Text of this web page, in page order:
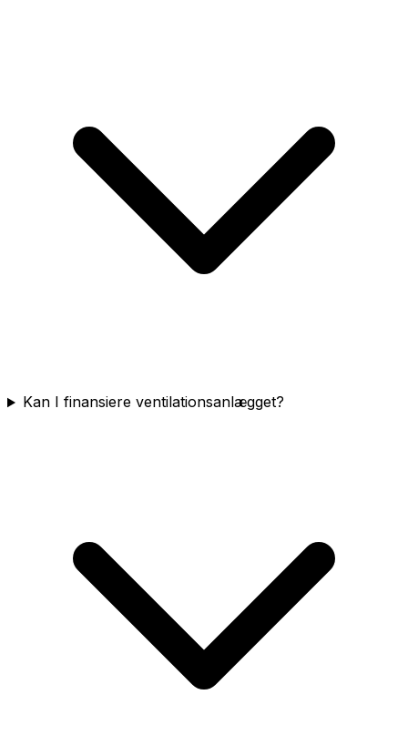
Kan I finansiere ventilationsanlægget?